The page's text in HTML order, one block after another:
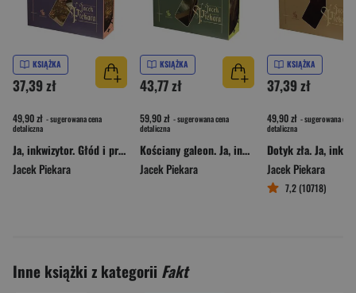
KSIĄŻKA
37,39 zł
49,90 zł - sugerowana cena
detaliczna
Ja, inkwizytor. Głód i pragnienie (ilustrowane brzegi)
Jacek Piekara
KSIĄŻKA
43,77 zł
59,90 zł - sugerowana cena
detaliczna
Kościany galeon. Ja, inkwizytor (ilustrowane brzegi)
Jacek Piekara
KSIĄŻKA
37,39 zł
49,90 zł - sugerowana cena
detaliczna
Jacek Piekara
7,2 (10718)
Inne książki z kategorii Fakt